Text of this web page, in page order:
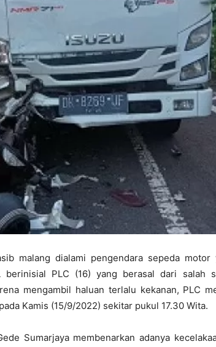
malang dialami pengendara sepeda motor
PLC (16) yang berasal dari salah
mengambil haluan terlalu kekanan, PLC
Kamis (15/9/2022) sekitar pukul 17.30 Wita.
Sumarjaya membenarkan adanya